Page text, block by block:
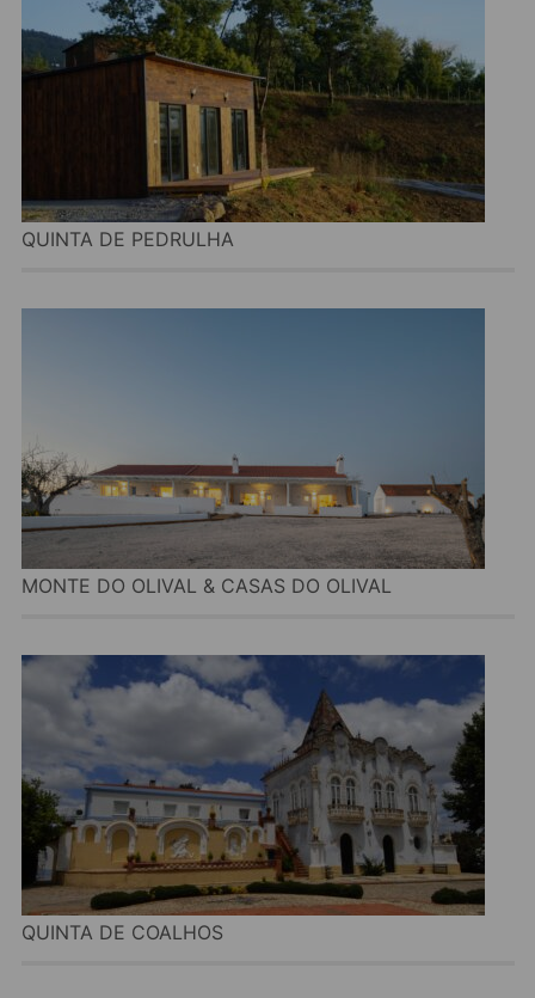
QUINTA DE PEDRULHA
MONTE DO OLIVAL & CASAS DO OLIVAL
QUINTA DE COALHOS